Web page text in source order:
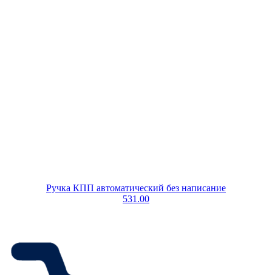
Ручка КПП автоматический без написание
531.00